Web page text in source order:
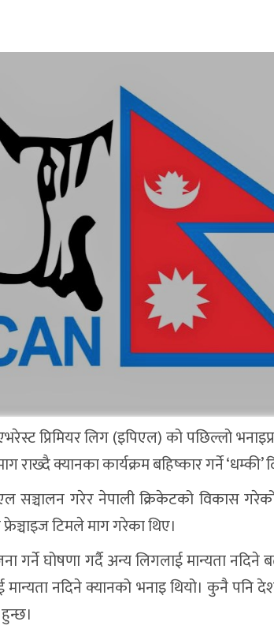
प्रिमियर लिग (इपिएल) को पछिल्लो
राख्दै क्यानका कार्यक्रम बहिष्कार गर्ने ‘धम्की’
सञ्चालन गरेर नेपाली क्रिकेटको विकास
टिमले माग गरेका थिए।
घोषणा गर्दै अन्य लिगलाई मान्यता
नदिने क्यानको भनाइ थियो। कुनै पनि